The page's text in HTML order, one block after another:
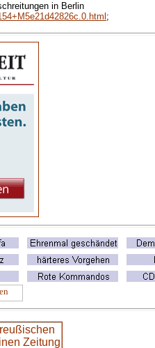
in Berlin
;